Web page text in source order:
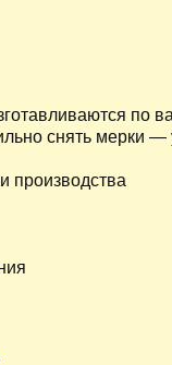
снять мерки —
производства